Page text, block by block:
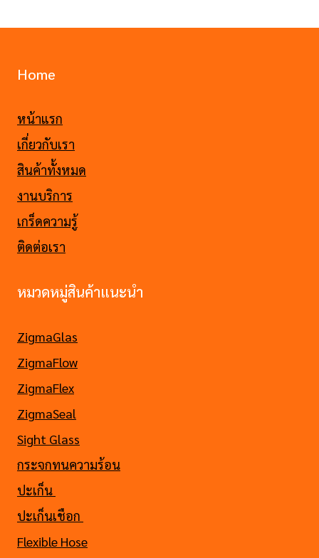
Home
หน้าแรก
เกี่ยวกับเรา
สินค้าทั้งหมด
งานบริการ
เกร็ดความรู้
ติดต่อเรา
หมวดหมู่สินค้าแนะนำ
ZigmaGlas
ZigmaFlow
ZigmaFlex
ZigmaSeal
Sight Glass
กระจกทนความร้อน
ปะเก็น
ปะเก็นเชือก
Flexible Hose